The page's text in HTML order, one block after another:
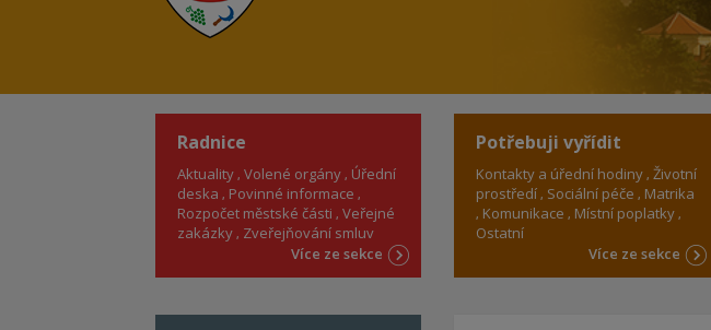
Radnice
Aktuality Volené orgány Úřední
deska
Povinné informace
Rozpočet městské části Veřejné
zakázky Zveřejňování smluv
Více ze sekce
Potřebuji vyřídit
Kontakty a úřední hodiny Životní
prostředí Sociální péče
Matrika
Komunikace
Místní poplatky
Ostatní
Více ze sekce